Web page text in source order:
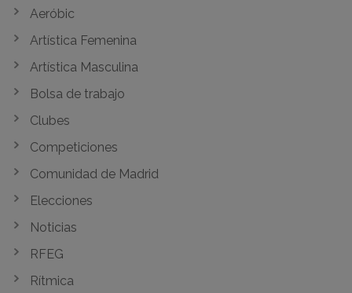
Aeróbic
Artística Femenina
Artística Masculina
Bolsa de trabajo
Clubes
Competiciones
Comunidad de Madrid
Elecciones
Noticias
RFEG
Rítmica